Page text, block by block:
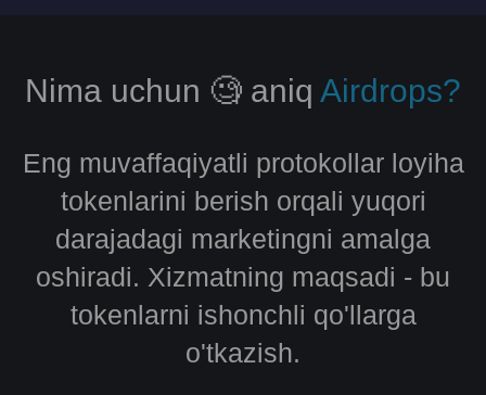
Nima uchun 🧐 aniq Airdrops?
Eng muvaffaqiyatli protokollar loyiha
tokenlarini berish orqali yuqori
darajadagi marketingni amalga
oshiradi. Xizmatning maqsadi - bu
tokenlarni ishonchli qo'llarga
o'tkazish.